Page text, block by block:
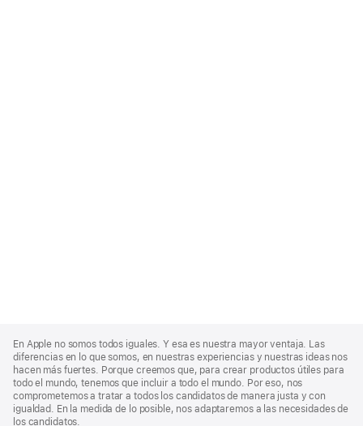
Footer
En Apple no somos todos iguales. Y esa es nuestra mayor ventaja. Las
diferencias en lo que somos, en nuestras experiencias y nuestras ideas nos
hacen más fuertes. Porque creemos que, para crear productos útiles para
todo el mundo, tenemos que incluir a todo el mundo. Por eso, nos
comprometemos a tratar a todos los candidatos de manera justa y con
igualdad. En la medida de lo posible, nos adaptaremos a las necesidades de
los candidatos.